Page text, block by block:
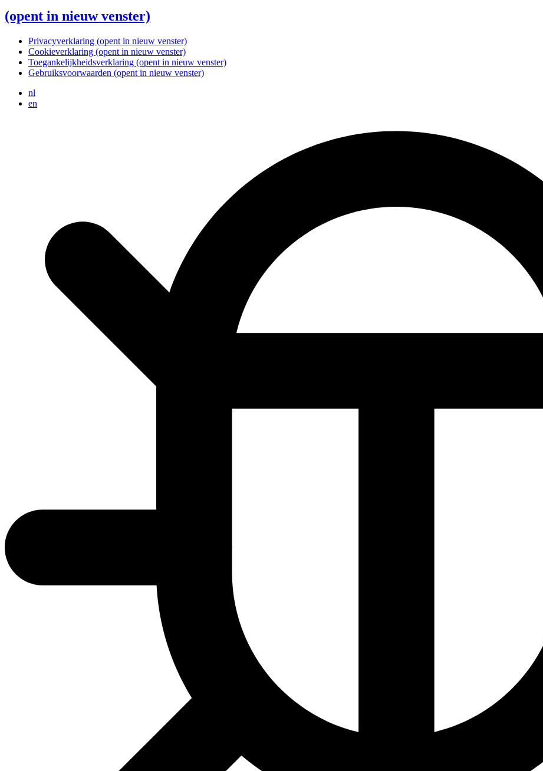
(opent in nieuw venster)
Privacyverklaring (opent in nieuw venster)
Cookieverklaring (opent in nieuw venster)
Toegankelijkheidsverklaring (opent in nieuw venster)
Gebruiksvoorwaarden (opent in nieuw venster)
nl
en